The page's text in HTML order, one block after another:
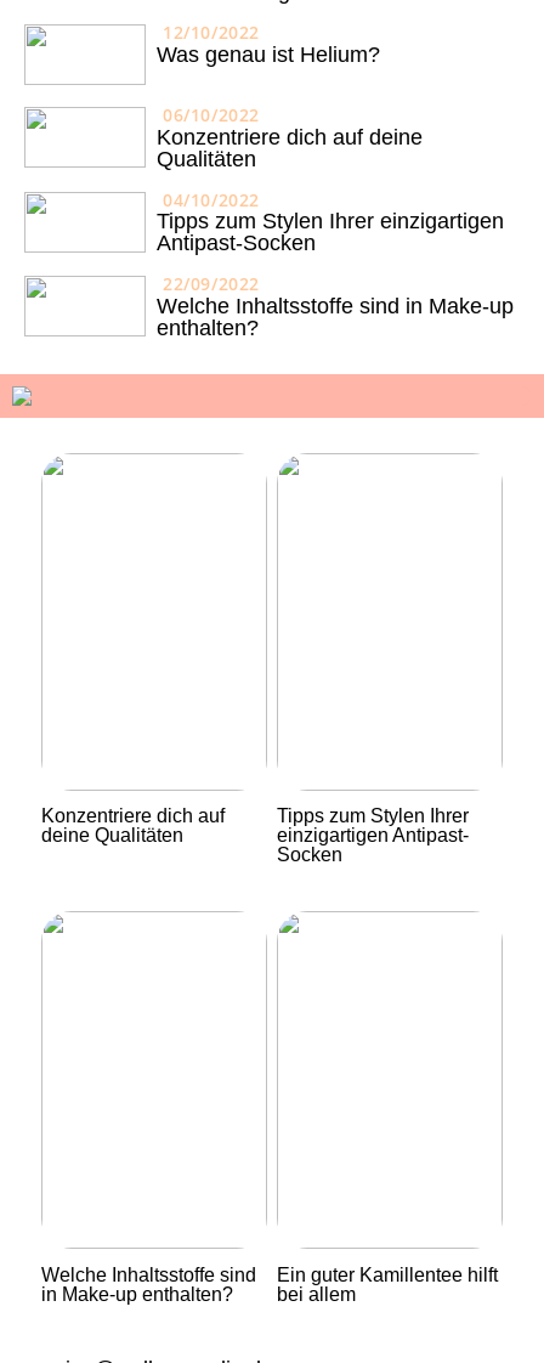
12/10/2022
Was genau ist Helium?
06/10/2022
Konzentriere dich auf deine
Qualitäten
04/10/2022
Tipps zum Stylen Ihrer einzigartigen
Antipast-Socken
22/09/2022
Welche Inhaltsstoffe sind in Make-up
enthalten?
Konzentriere dich auf
deine Qualitäten
Tipps zum Stylen Ihrer
einzigartigen Antipast-
Socken
Welche Inhaltsstoffe sind
in Make-up enthalten?
Ein guter Kamillentee hilft
bei allem